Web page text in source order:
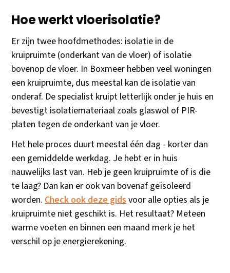
Hoe werkt vloerisolatie?
Er zijn twee hoofdmethodes: isolatie in de
kruipruimte (onderkant van de vloer) of isolatie
bovenop de vloer. In Boxmeer hebben veel woningen
een kruipruimte, dus meestal kan de isolatie van
onderaf. De specialist kruipt letterlijk onder je huis en
bevestigt isolatiemateriaal zoals glaswol of PIR-
platen tegen de onderkant van je vloer.
Het hele proces duurt meestal één dag - korter dan
een gemiddelde werkdag. Je hebt er in huis
nauwelijks last van. Heb je geen kruipruimte of is die
te laag? Dan kan er ook van bovenaf geïsoleerd
worden.Check ook deze gidsvoor alle opties als je
kruipruimte niet geschikt is. Het resultaat? Meteen
warme voeten en binnen een maand merk je het
verschil op je energierekening.